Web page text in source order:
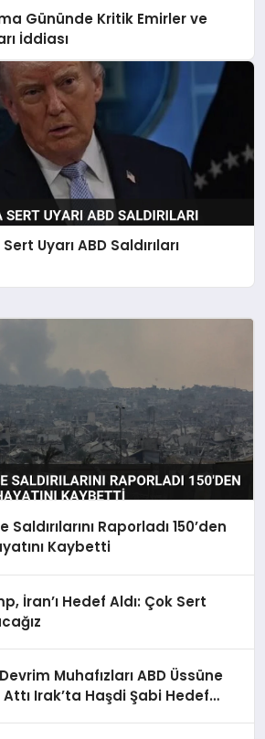
Gününde Kritik Emirler ve
İddiası
Uyarı ABD Saldırıları
Saldırılarını Raporladı 150’den
Kaybetti
İran’ı Hedef Aldı: Çok Sert
Muhafızları ABD Üssüne
Attı Irak’ta Haşdi Şabi Hedef